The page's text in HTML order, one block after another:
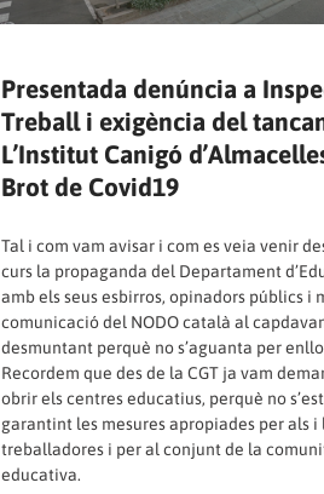
Presentada denúncia a
Treball i exigència del
L’Institut Canigó
Brot de Covid19
Tal i com vam avisar i com es veia venir
curs la propaganda del Departament
amb els seus esbirros, opinadors públics i
comunicació del NODO català al
desmuntant perquè no s’aguanta per
Recordem que des de la CGT ja vam
obrir els centres educatius, perquè no
garantint les mesures apropiades per als i
treballadores i per al conjunt de la
educativa.